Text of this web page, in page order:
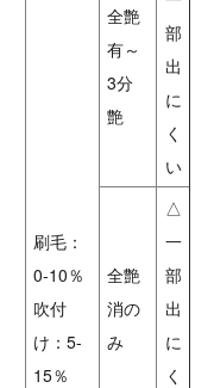
刷毛：
0-10％
吹付
け：5-
15％
全艶
有～
3分
艶
部
出
に
く
い
全艶
消の
み
△
一
部
出
に
く